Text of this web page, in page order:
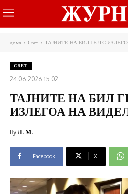
дома Свет ТАЈНИТЕ НА БИЛ ГЕЈТС
СВЕТ
24.06.2026 15:02
ТАЈНИТЕ НА БИЛ
ИЗЛЕГОА НА
ByЛ. М.
Facebook X